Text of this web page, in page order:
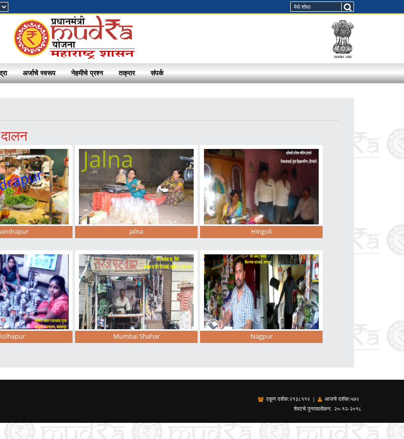
अर्जाचे स्वरूप नेहमीचे प्रश्न तक्रार संपर्क
Jalna Hingoli
Mumbai Shahar Nagpur
एकूण दर्शक:२१३८११२ | आजचे दर्शक:५७२
शेवटचे पुनरावलोकन: २०-१२-२०१८